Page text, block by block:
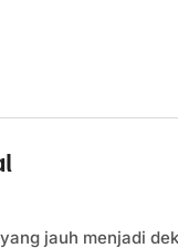
jauh menjadi